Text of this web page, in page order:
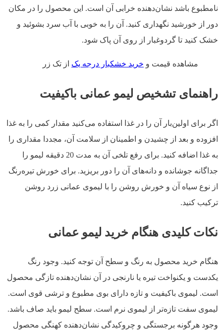
نامطبوع باشد نشان‌دهنده خرابی آن است. این محصول را در مکان
دور از خورشید نگهداری کنید. آن را به خوبی با آب سرد بشوئید و
خشک کنید تا گردوغبار از روی آن پاک شود.
مشاهده قیمت و خرید خشکبار درجه یک از تک زر
راهنمای تشخیص لیمو عمانی باکیفیت
اگر برای اولین‌بار آن را در غذا استفاده می‌کنید مقدار کمی را به غذا
افزوده و بعد از چشیدن و اطمینان از سلامت آن، مجددا مقداری را
به غذا اضافه کنید. برای رفع تلخی آن به مدت 20 دقیقه لیمو را
جداگانه جوشانده و دانه‌های آن را دور بریزید. برای خورش تیره‌رنگ
از نوع سیاه آن و خورش روشن را با لیموی عمانی زرد روشن
ترکیب کنید.
نکات کلیدی هنگام خرید لیمو عمانی
هنگام خرید محصول به رنگ و سطح آن توجه کنید. وجود رنگ
یکدست و یکنواخت تیره یا نارنجی در آن نشان‌دهنده تازگی محصول
است. لیموی باکیفیت و تازه دارای بوی مطبوع و ترشی قوی است.
لیموی سفت تازه‌تر از لیموی نرم است. سطح لیمو باید صاف باشد.
وجود هرگونه برجستگی و چروکیدگی نشان‌دهنده کهنگی محصول